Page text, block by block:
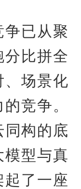
争已从聚
分比拼全
、场景化
竞争。
同构的底
模型与真
了一座